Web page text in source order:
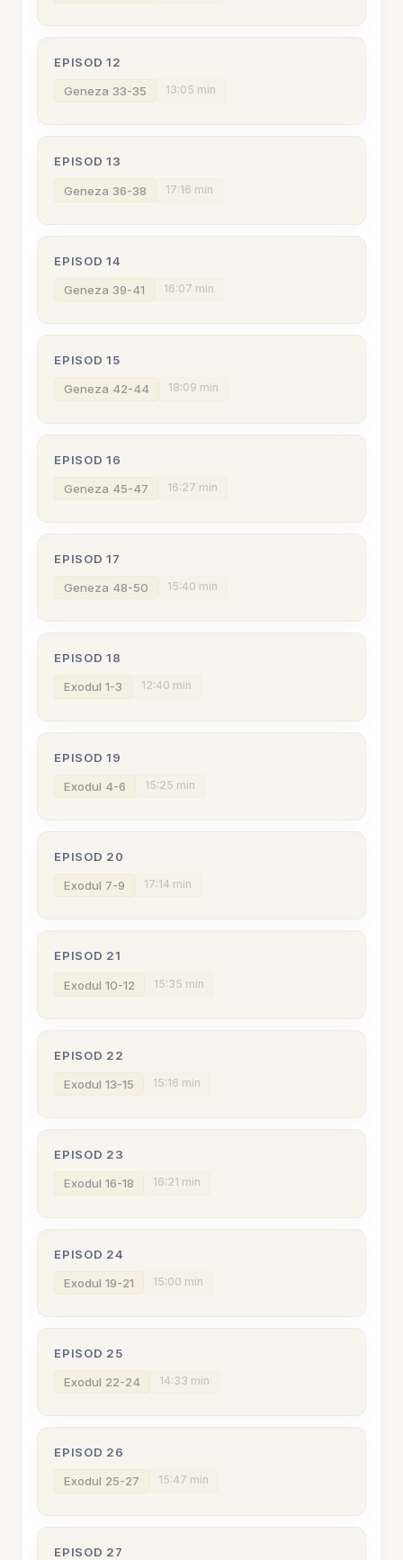
EPISOD 12
Geneza 33-35 13:05 min
EPISOD 13
Geneza 36-38 17:16 min
EPISOD 14
Geneza 39-41 16:07 min
EPISOD 15
Geneza 42-44 18:09 min
EPISOD 16
Geneza 45-47 16:27 min
EPISOD 17
Geneza 48-50 15:40 min
EPISOD 18
Exodul 1-3 12:40 min
EPISOD 19
Exodul 4-6 15:25 min
EPISOD 20
Exodul 7-9 17:14 min
EPISOD 21
Exodul 10-12 15:35 min
EPISOD 22
Exodul 13-15 15:16 min
EPISOD 23
Exodul 16-18 16:21 min
EPISOD 24
Exodul 19-21 15:00 min
EPISOD 25
Exodul 22-24 14:33 min
EPISOD 26
Exodul 25-27 15:47 min
EPISOD 27